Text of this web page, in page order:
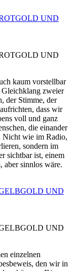
UND
UND
kaum vorstellbar
zweier
der Stimme, der
dass wir
voll und ganz
die einander
Nicht wie im Radio,
sondern im
sichtbar ist, einem
aber sinnlos wäre.
UND
UND
einzelnen
den wir in